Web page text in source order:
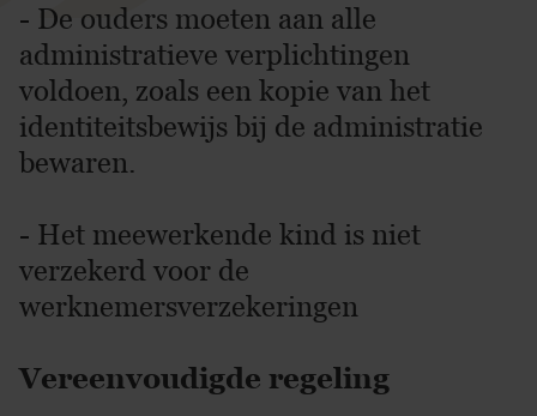
- De ouders moeten aan alle
administratieve verplichtingen
voldoen, zoals een kopie van het
identiteitsbewijs bij de administratie
bewaren.
- Het meewerkende kind is niet
verzekerd voor de
werknemersverzekeringen
Vereenvoudigde regeling